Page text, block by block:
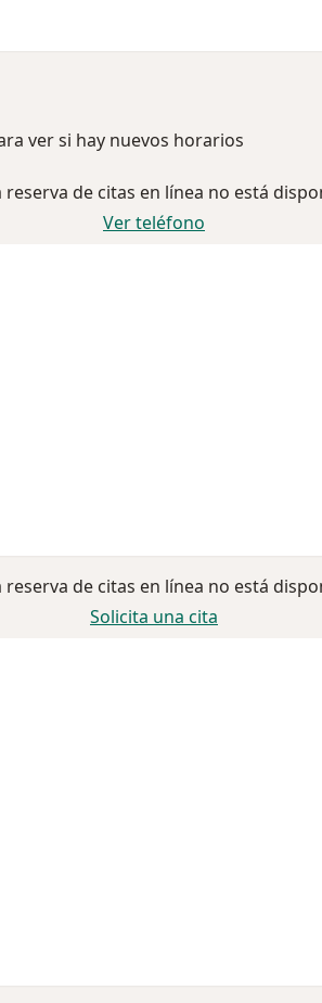
ver si hay nuevos horarios
reserva de citas en línea no está
Ver teléfono
reserva de citas en línea no está
Solicita una cita